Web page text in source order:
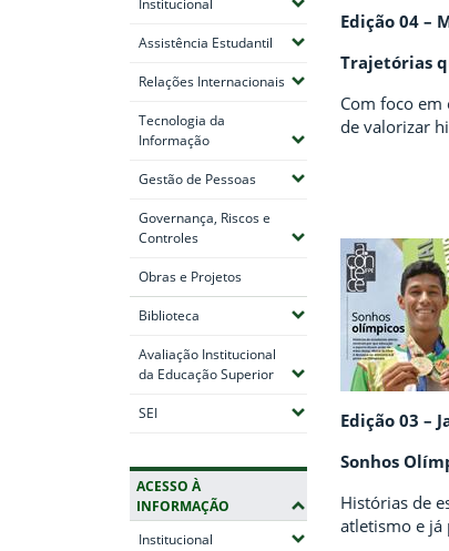
Institucional
Assistência Estudantil (Expandir submenus)
Relações Internacionais(Expandir submenus)
Tecnologia da
Informação(Expandir submenus)
Gestão de Pessoas(Expandir submenus)
Governança, Riscos e
Controles(Expandir submenus)
Obras e Projetos
Biblioteca (Expandir submenus)
Avaliação Institucional
da Educação Superior(Expandir submenus)
SEI(Expandir submenus)
ACESSO À
INFORMAÇÃO
Institucional (Expandir submenus)
Edição 04 –
Trajetórias
Com foco em
de valorizar
Edição 03 –
Sonhos
Histórias de
atletismo e já